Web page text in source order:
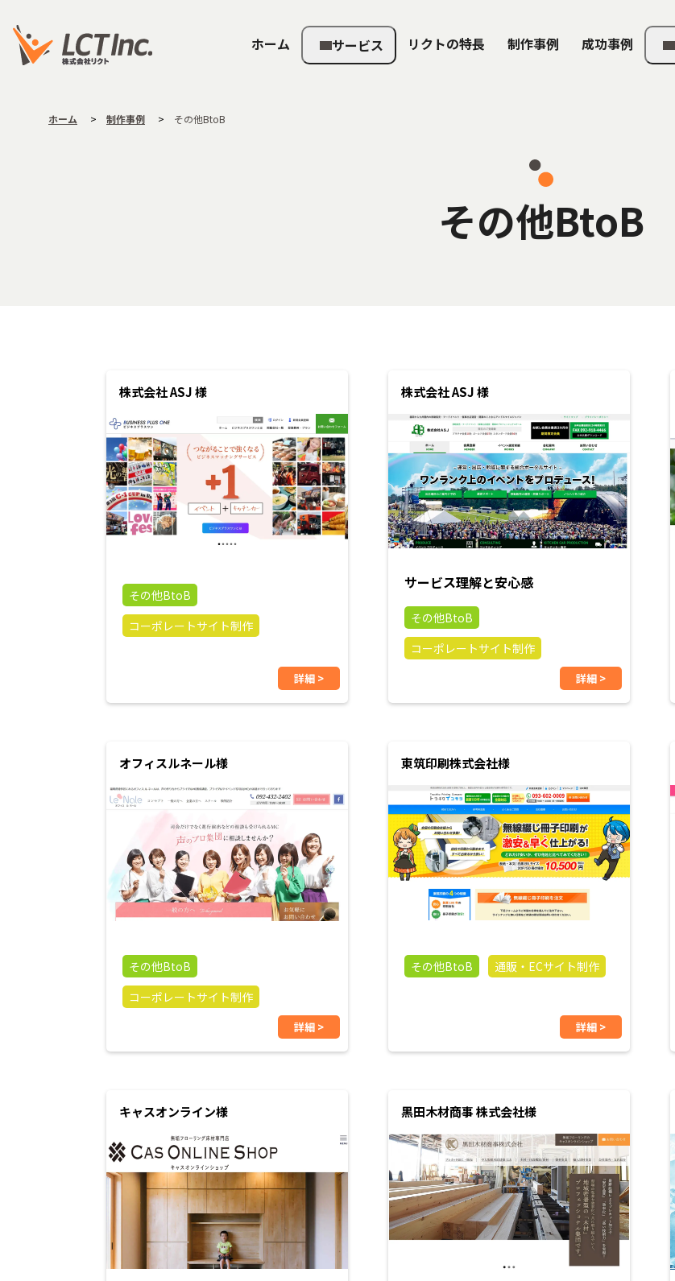
ホーム サービス リクトの特長 制作事例 成功事例
ホーム 制作事例 その他BtoB
その他BtoB
株式会社 ASJ 様
その他BtoB
コーポレートサイト制作
詳細 >
株式会社 ASJ 様
サービス理解と安心感
その他BtoB
コーポレートサイト制作
詳細 >
オフィスルネール様
その他BtoB
コーポレートサイト制作
詳細 >
東筑印刷株式会社様
その他BtoB 通販・ECサイト制作
詳細 >
キャスオンライン様 黒田木材商事 株式会社様